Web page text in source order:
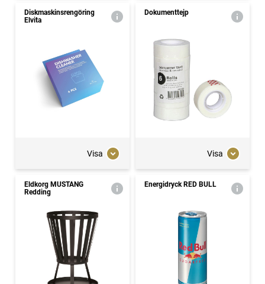
Diskmaskinsrengöring
Elvita
Visa
Dokumenttejp
Visa
Eldkorg MUSTANG
Redding
Energidryck RED BULL